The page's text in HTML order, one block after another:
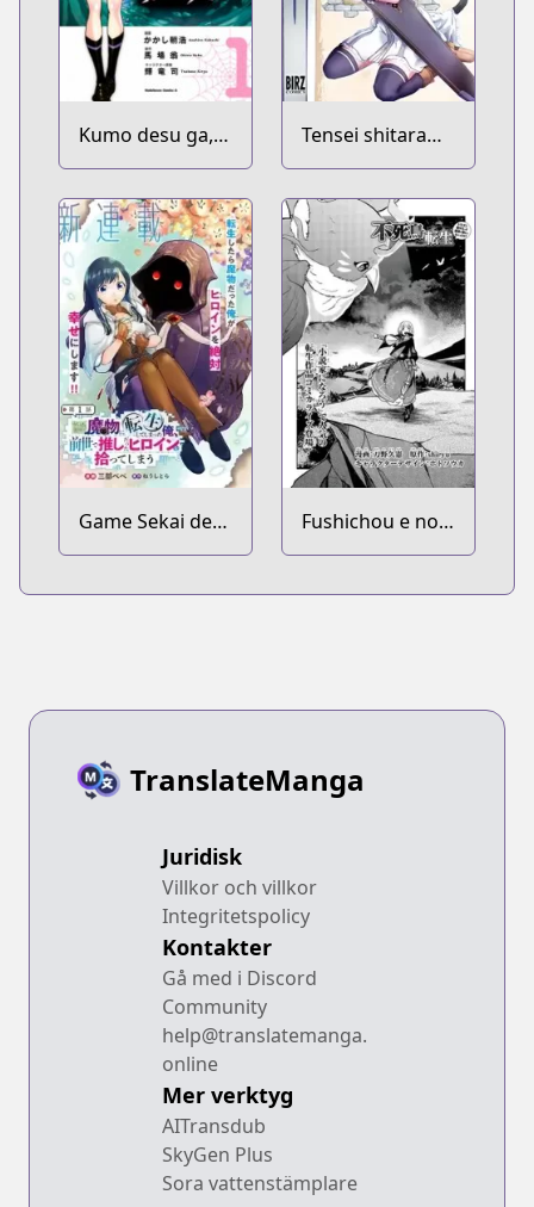
Kumo desu ga,
Nani ka?
Tensei shitara
Ken deshita
Game Sekai de
Mamono ni
Fushichou e no
Tensei: Dragon
TranslateManga
Juridisk
Villkor och villkor
Integritetspolicy
Kontakter
Gå med i Discord
Community
help@translatemanga.
online
Mer verktyg
AITransdub
SkyGen Plus
Sora vattenstämplare